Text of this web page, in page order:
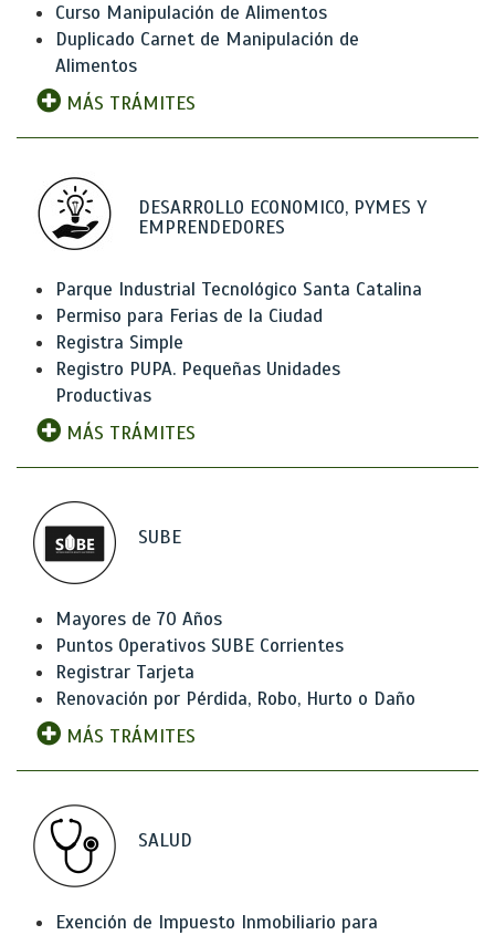
Curso Manipulación de Alimentos
Duplicado Carnet de Manipulación de
Alimentos
MÁS TRÁMITES
DESARROLLO ECONOMICO, PYMES Y
EMPRENDEDORES
Parque Industrial Tecnológico Santa Catalina
Permiso para Ferias de la Ciudad
Registra Simple
Registro PUPA. Pequeñas Unidades
Productivas
MÁS TRÁMITES
SUBE
Mayores de 70 Años
Puntos Operativos SUBE Corrientes
Registrar Tarjeta
Renovación por Pérdida, Robo, Hurto o Daño
MÁS TRÁMITES
SALUD
Exención de Impuesto Inmobiliario para